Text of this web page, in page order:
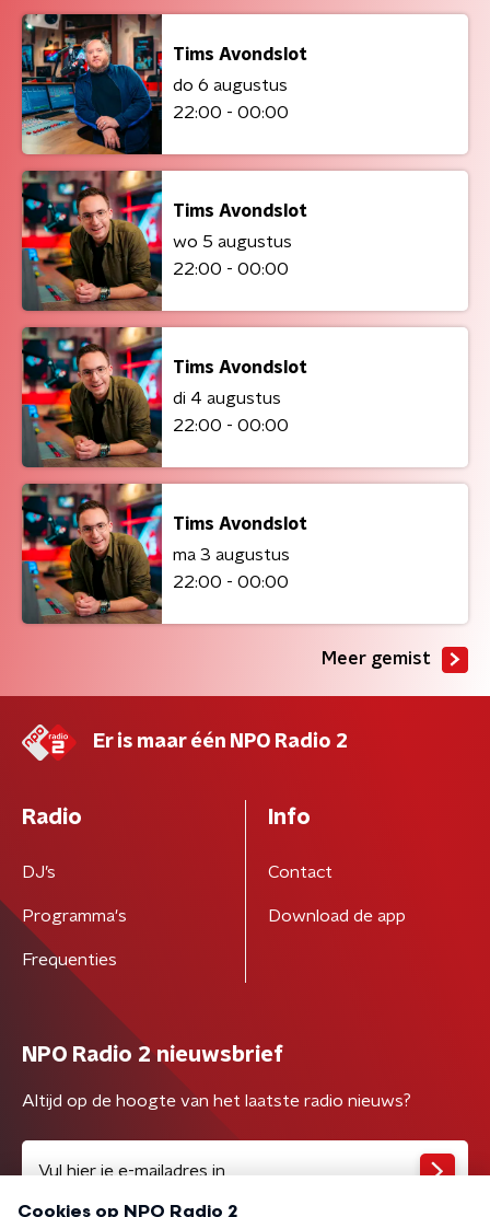
Tims Avondslot
do 6 augustus
22:00 - 00:00
Tims Avondslot
wo 5 augustus
22:00 - 00:00
Tims Avondslot
di 4 augustus
22:00 - 00:00
Tims Avondslot
ma 3 augustus
22:00 - 00:00
Meer gemist
Er is maar één NPO Radio 2
Radio
DJ’s
Programma's
Frequenties
Info
Contact
Download de app
NPO Radio 2 nieuwsbrief
Altijd op de hoogte van het laatste radio nieuws?